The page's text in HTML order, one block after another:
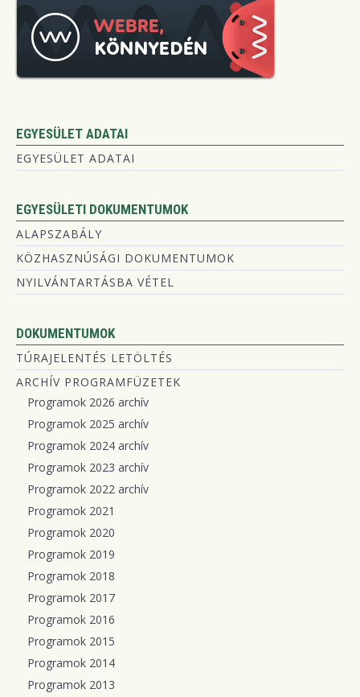
EGYESÜLET ADATAI
EGYESÜLET ADATAI
EGYESÜLETI DOKUMENTUMOK
ALAPSZABÁLY
KÖZHASZNÚSÁGI DOKUMENTUMOK
NYILVÁNTARTÁSBA VÉTEL
DOKUMENTUMOK
TÚRAJELENTÉS LETÖLTÉS
ARCHÍV PROGRAMFÜZETEK
Programok 2026 archív
Programok 2025 archív
Programok 2024 archív
Programok 2023 archív
Programok 2022 archív
Programok 2021
Programok 2020
Programok 2019
Programok 2018
Programok 2017
Programok 2016
Programok 2015
Programok 2014
Programok 2013